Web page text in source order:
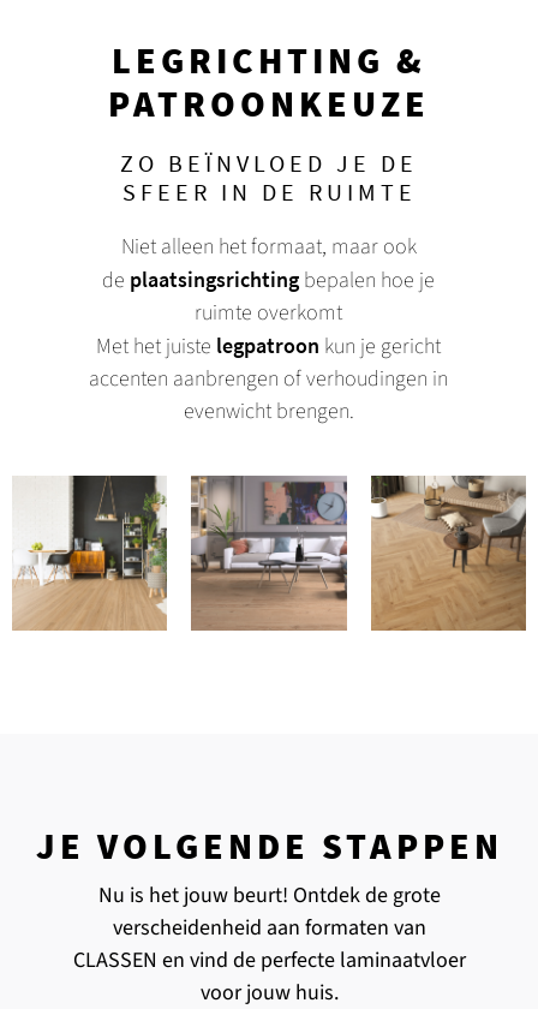
LEGRICHTING &
PATROONKEUZE
ZO BEÏNVLOED JE DE
SFEER IN DE RUIMTE
Niet alleen het formaat, maar ook
de plaatsingsrichting bepalen hoe je
ruimte overkomt
Met het juiste legpatroon kun je gericht
accenten aanbrengen of verhoudingen in
evenwicht brengen.
JE VOLGENDE STAPPEN
Nu is het jouw beurt! Ontdek de grote
verscheidenheid aan formaten van
CLASSEN en vind de perfecte laminaatvloer
voor jouw huis.